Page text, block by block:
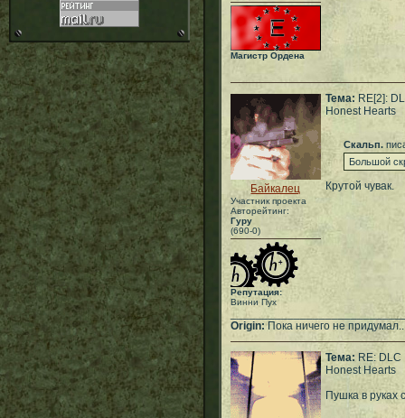
Магистр Ордена
Байкалец
Участник проекта
Авторейтинг:
Гуру
(690-0)
Репутация:
Винни Пух
Тема: RE[2]:
Honest Hearts
Скальп.
Большой
Крутой чувак.
Origin:Пока ничего не
Тема: RE: DLC
Honest Hearts
Пушка в руках